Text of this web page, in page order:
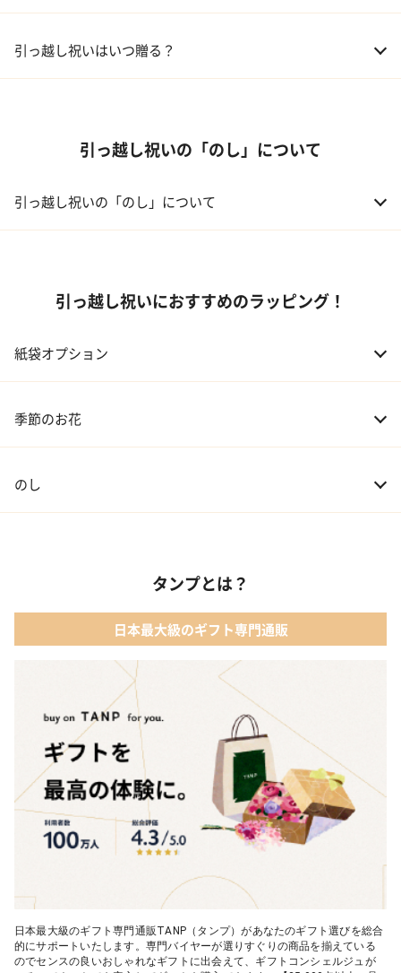
05 ギフトカタログ
02 友人、同僚 5,000～10,000円
引っ越し祝いはいつ贈る？
引っ越し祝いの「のし」について
引っ越し祝いの「のし」について
引っ越し祝いにおすすめのラッピング！
紙袋オプション
季節のお花
のし
タンプとは？
日本最大級のギフト専門通販
日本最大級のギフト専門通販TANP（タンプ）があなたのギフト選びを総合
的にサポートいたします。専門バイヤーが選りすぐりの商品を揃えている
のでセンスの良いおしゃれなギフトに出会えて、ギフトコンシェルジュが